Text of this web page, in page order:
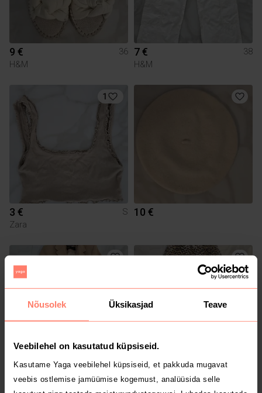
Nõusolek Üksikasjad Teave
Veebilehel on kasutatud küpsiseid.
Kasutame Yaga veebilehel küpsiseid, et pakkuda mugavat
veebis ostlemise jamüümise kogemust, analüüsida selle
9 €
36
H&M
7 €
38
H&M
1
3 €
S
Zara
10 €
XS
Zara
15 €
New Yorker